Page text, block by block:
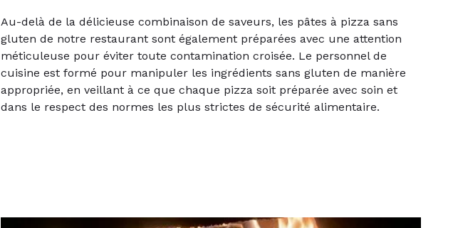
Au-delà de la délicieuse combinaison de saveurs, les pâtes à pizza sans
gluten de notre restaurant sont également préparées avec une attention
méticuleuse pour éviter toute contamination croisée. Le personnel de
cuisine est formé pour manipuler les ingrédients sans gluten de manière
appropriée, en veillant à ce que chaque pizza soit préparée avec soin et
dans le respect des normes les plus strictes de sécurité alimentaire.